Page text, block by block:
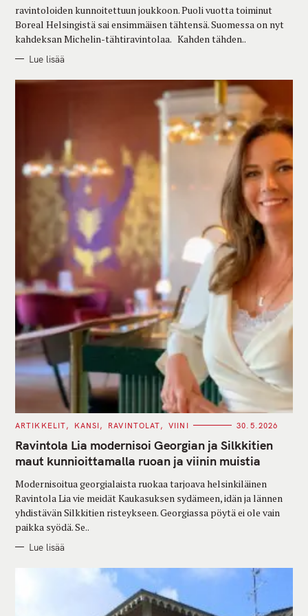
S
ravintoloiden kunnoitettuun joukkoon. Puoli vuotta toiminut
Boreal Helsingistä sai ensimmäisen tähtensä. Suomessa on nyt
kahdeksan Michelin-tähtiravintolaa. Kahden tähden..
Lue lisää
C
T
E
G
O
I
E
S
ARTIKKELIT KANSI RAVINTOLAT VIINI 30.5.2026
Ravintola Lia modernisoi Georgian ja Silkkitien
maut kunnioittamalla ruoan ja viinin muistia
Modernisoitua georgialaista ruokaa tarjoava helsinkiläinen
Ravintola Lia vie meidät Kaukasuksen sydämeen, idän ja lännen
yhdistävän Silkkitien risteykseen. Georgiassa pöytä ei ole vain
paikka syödä. Se..
Lue lisää